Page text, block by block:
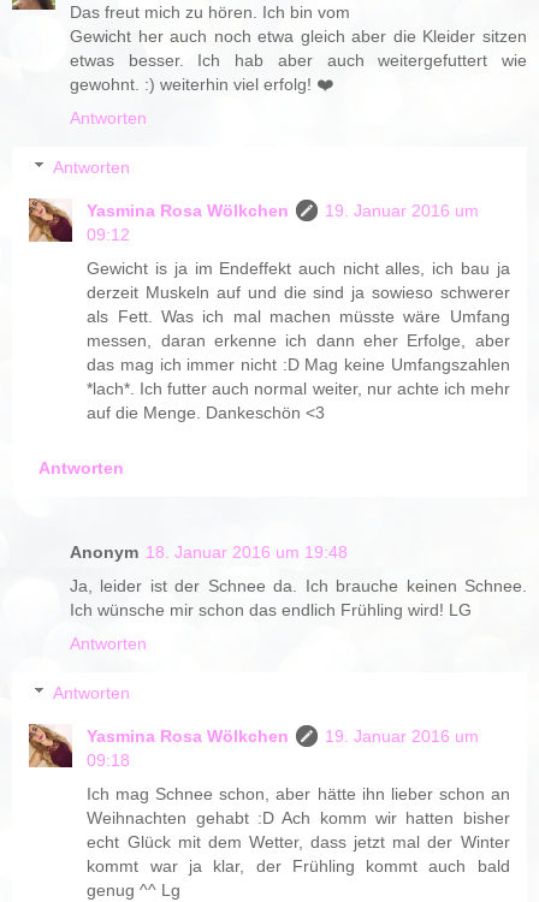
Das freut mich zu hören. Ich bin vom
Gewicht her auch noch etwa gleich aber die Kleider sitzen
etwas besser. Ich hab aber auch weitergefuttert wie
gewohnt. :) weiterhin viel erfolg! ❤️
Antworten
Antworten
Yasmina Rosa Wölkchen
19. Januar 2016 um
09:12
Gewicht is ja im Endeffekt auch nicht alles, ich bau ja
derzeit Muskeln auf und die sind ja sowieso schwerer
als Fett. Was ich mal machen müsste wäre Umfang
messen, daran erkenne ich dann eher Erfolge, aber
das mag ich immer nicht :D Mag keine Umfangszahlen
*lach*. Ich futter auch normal weiter, nur achte ich mehr
auf die Menge. Dankeschön <3
Antworten
Anonym 18. Januar 2016 um 19:48
Ja, leider ist der Schnee da. Ich brauche keinen Schnee.
Ich wünsche mir schon das endlich Frühling wird! LG
Antworten
Antworten
Yasmina Rosa Wölkchen
19. Januar 2016 um
09:18
Ich mag Schnee schon, aber hätte ihn lieber schon an
Weihnachten gehabt :D Ach komm wir hatten bisher
echt Glück mit dem Wetter, dass jetzt mal der Winter
kommt war ja klar, der Frühling kommt auch bald
genug ^^ Lg